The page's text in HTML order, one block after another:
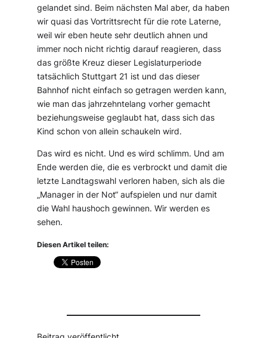
gelandet sind. Beim nächsten Mal aber, da haben
wir quasi das Vortrittsrecht für die rote Laterne,
weil wir eben heute sehr deutlich ahnen und
immer noch nicht richtig darauf reagieren, dass
das größte Kreuz dieser Legislaturperiode
tatsächlich Stuttgart 21 ist und das dieser
Bahnhof nicht einfach so getragen werden kann,
wie man das jahrzehntelang vorher gemacht
beziehungsweise geglaubt hat, dass sich das
Kind schon von allein schaukeln wird.
Das wird es nicht. Und es wird schlimm. Und am
Ende werden die, die es verbrockt und damit die
letzte Landtagswahl verloren haben, sich als die
„Manager in der Not“ aufspielen und nur damit
die Wahl haushoch gewinnen. Wir werden es
sehen.
Diesen Artikel teilen: